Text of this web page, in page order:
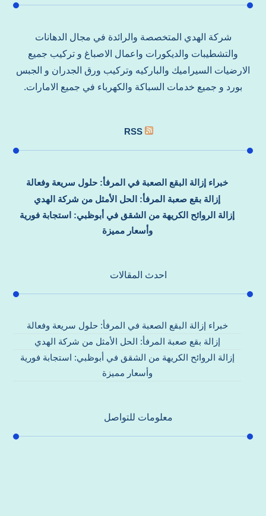
شركة الهدي المتخصصة والرائدة في مجال الدهانات
والتشطيبات والديكورات واعمال الاصباغ و تركيب جميع
الارضيات السيراميك والباركيه وتركيب ورق الجدران و الجبس
بورد و جميع خدمات السباكة والكهرباء في جميع الامارات.
RSS
خبراء إزالة البقع الصعبة في المرفأ: حلول سريعة وفعالة
إزالة بقع صعبة المرفأ: الحل الأمثل من شركة الهدي
إزالة الروائح الكريهة من الشقق في أبوظبي: استجابة فورية
وأسعار مميزة
احدث المقالات
خبراء إزالة البقع الصعبة في المرفأ: حلول سريعة وفعالة
إزالة بقع صعبة المرفأ: الحل الأمثل من شركة الهدي
إزالة الروائح الكريهة من الشقق في أبوظبي: استجابة فورية
وأسعار مميزة
معلومات للتواصل